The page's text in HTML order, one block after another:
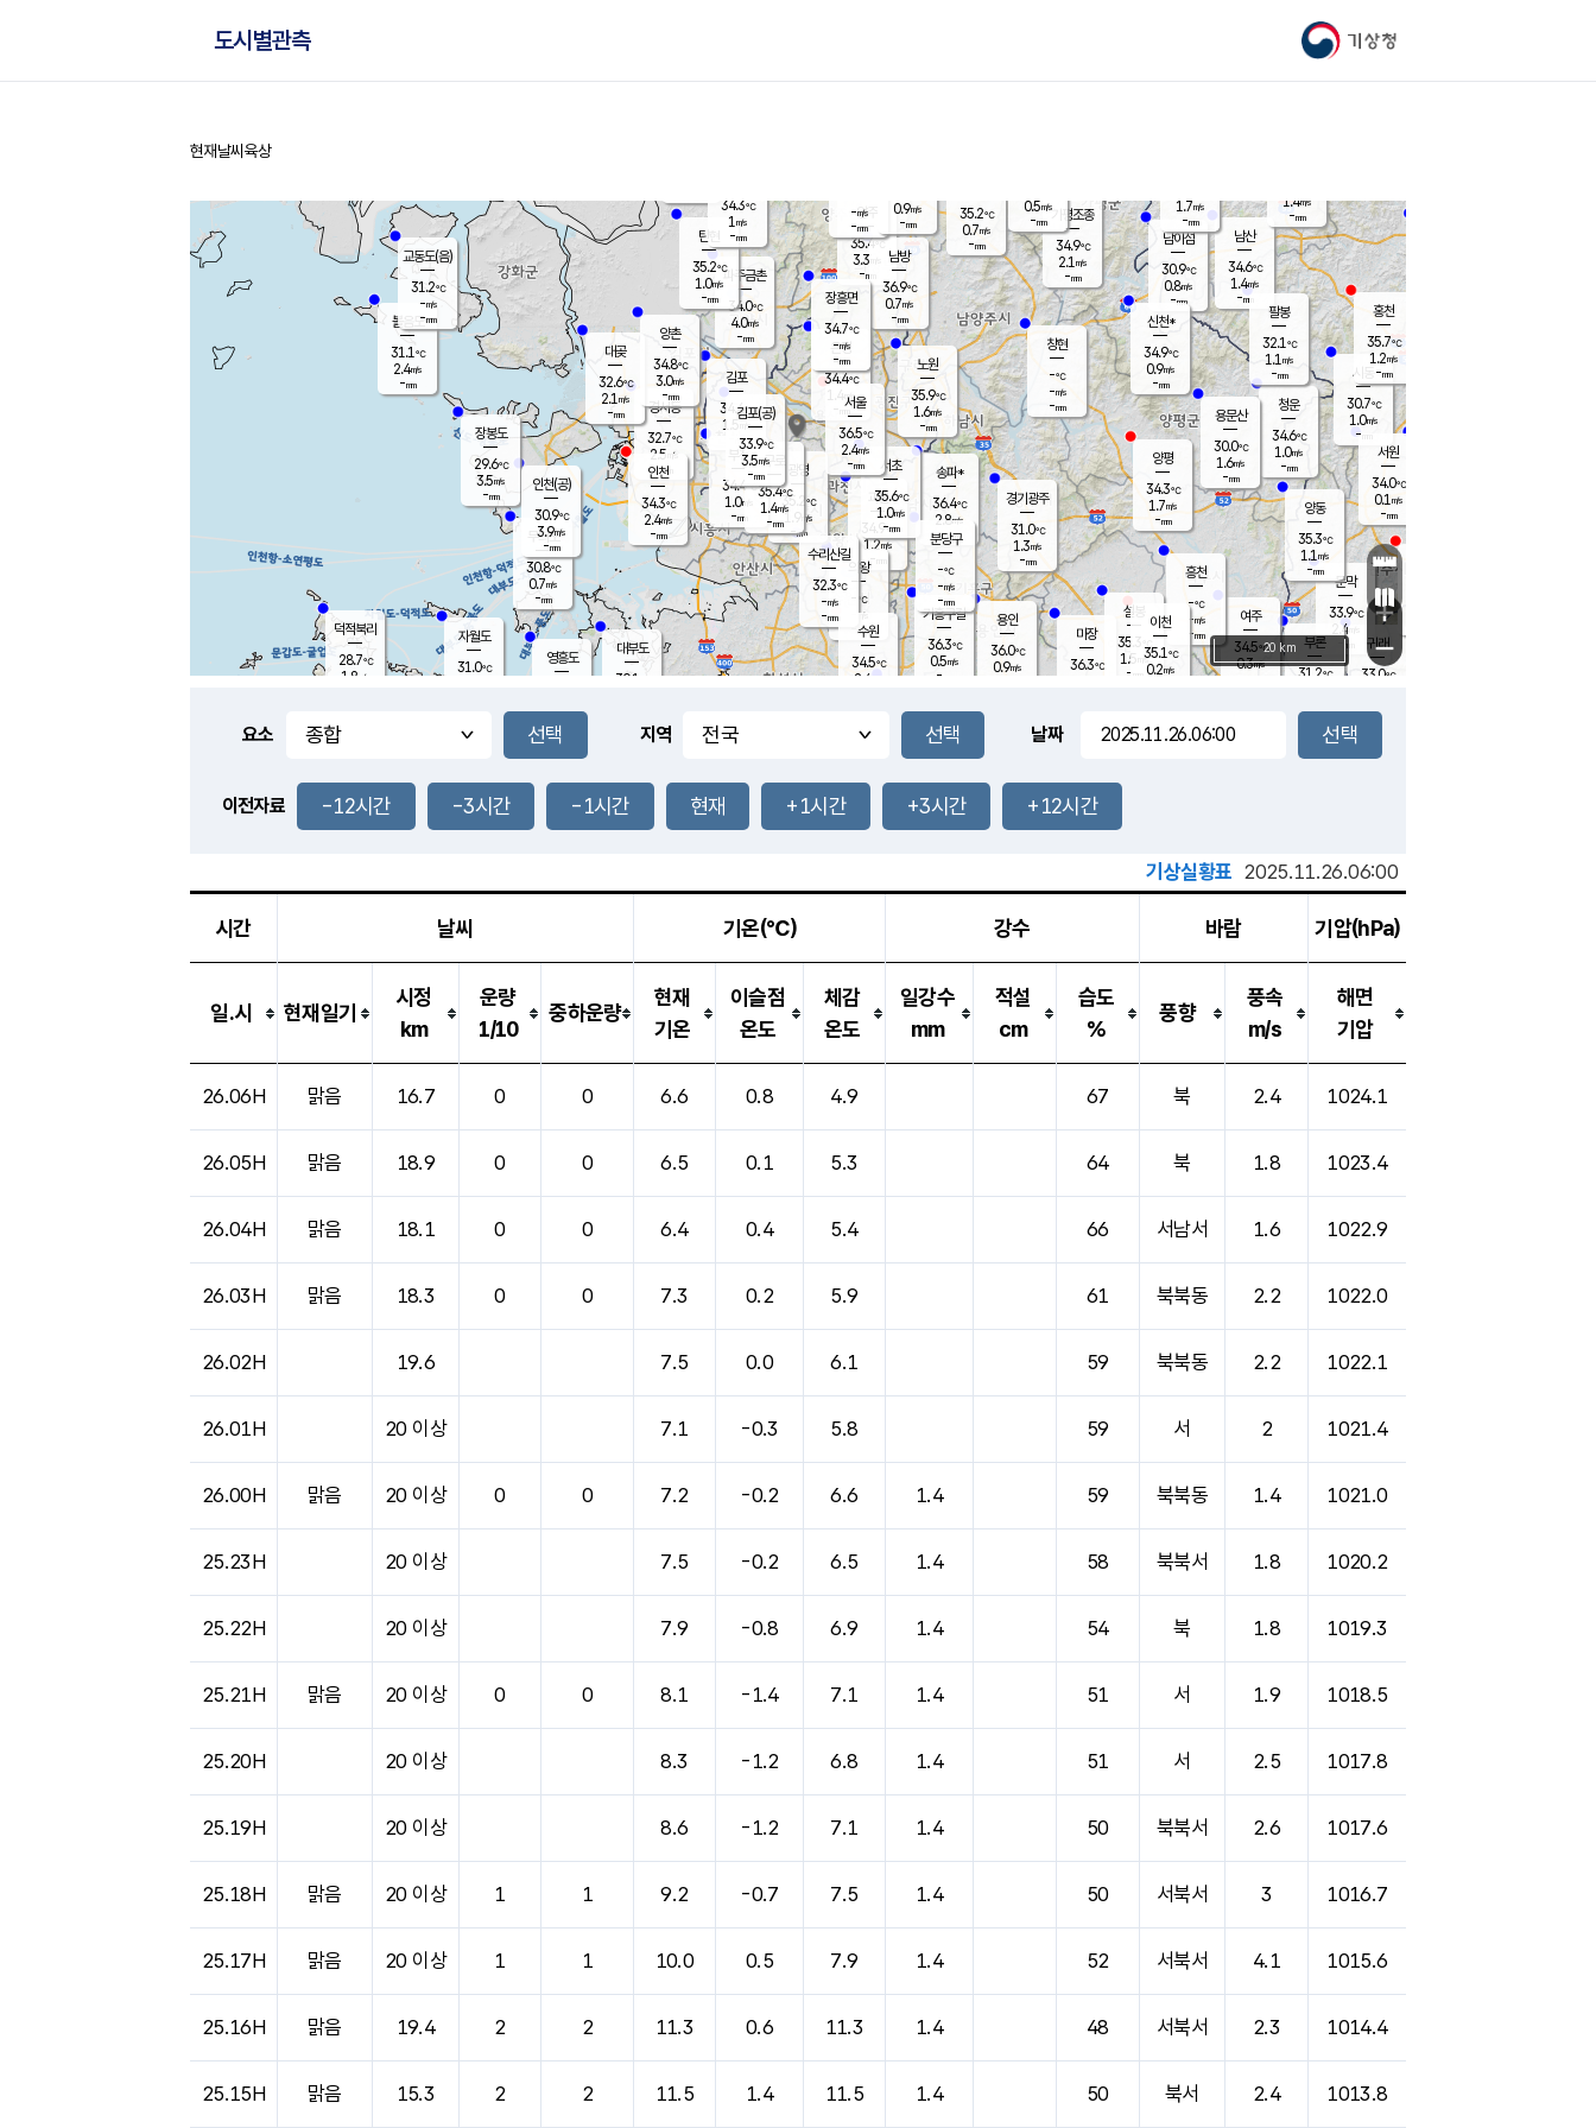
기상청
도시별관측
홈
현재날씨 육상
풍도
2.7m/s
문막
33.9℃
2.4m/s
mm
남이섬
30.9℃
0.8m/s
-mm
무의도
30.8℃
0.7m/s
-mm
영흥도
볼음도
31.1℃
2.4m/s
-mm
자월도
31.0℃
양주
35.4℃
3.3
-mm
부론
31.2℃
과천
34.9℃
1.2m/s
- mm
남산
34.6℃
1.4m/s
-mm
장봉도
29.6℃
3.5m/s
-mm
-mm
청운
34.6℃
1.0m/s
-mm
팔봉
32.1℃
1.1 m/s
-mm
-mm
용인
36.0℃
0.9m/s
여주
34.5℃
0.3m/s
양동
35.3℃
1.1m/s
-mm
경기광주
31.0℃
1.3m/s
-mm
장호원
1.7m/s
-mm
30.9
℃
대부도
30.1
-
경서동
32.7℃
2.5 m/s
-mm
파주금촌
34.0℃
4.0m/s
-mm
가평조종
34.9℃
2.1 m/s
-mm
35.2℃
0.7m/s
-mm
대곶
32.6℃
2.1 m/s
-mm
신천*
34.9℃
0.9m/s
-mm
창현
-℃
-m/s
-mm
탄현
35.2℃
1.0m/s
-mm
0.5m/s
-mm
35.8℃
0.8m/s
-mm
흥천
-℃
-m/s
-mm
마장
36.3℃
의왕
- ℃
m/s
mm
김포
34.4℃
1.5 m/s
mm
설봉
35.3
1.5 m/s
- mm
광명
35.2 ℃
1.9 m/s
-mm
부천
34.4℃
1.0m/s
-mm
-mm
양촌
34.8℃
3.0m/s
-mm
구로
35.4℃
1.4m/s
-mm
은평
34.4℃
1.4 m/s
- mm
노원
35.9℃
1.6m/s
-mm
송파*
36.4℃
2.8m/s
-mm
서초
35.6℃
1.0m/s
-mm
남방
36.9℃
0.7m/s
-mm
기흥구갈
36.3℃
0.5m/s
-
수리산길
32.3℃
-m/s
-mm
분당구
-℃
-m/s
-mm
장흥면
34.7℃
-m/s
-mm
-m/s
-mm
시동
30.7℃
1.0m/s
- mm
귀래
33.0℃
서원
34.0℃
0.1 m/s
-mm
용문산
30.0℃
1.6m/s
-mm
덕적북리
28.7℃
1.8 m/s
인천(공)
30.9℃
3.9m/s
-mm
김포(공)
33.9℃
3.5m/s
-mm
교동도(음)
31.2℃
-m/s
-mm
홍천
35.7℃
1.2m/s
-mm
이천
35.1℃
0.2m/s
양평
34.3℃
1.7m/s
-mm
수원
34.5℃
2.4 m/s
인천
34.3℃
2.4m/s
-mm
서울
36.5℃
2.4m/s
-mm
1.4m/s
-mm
34.3℃
1 m/s
-mm
0.9m/s
-mm
+
−
20 km
요소 지역 날짜
이전자료 -12시간 -3시간 -1시간 현재 +1시간 +3시간 +12시간
기상실황표 2025.11.26.06:00
시간 날씨 기온(℃) 강수 바람 기압(hPa)
일.시 현재일기
시정
km
운량
1/10
중하운량
현재
기온
이슬점
온도
체감
온도
일강수
mm
적설
cm
습도
%
풍향
풍속
m/s
해면
기압
26.06H 맑음 16.7 0 0 6.6 0.8 4.9 67 북 2.4 1024.1
26.05H 맑음 18.9 0 0 6.5 0.1 5.3 64 북 1.8 1023.4
26.04H 맑음 18.1 0 0 6.4 0.4 5.4 66 서남서 1.6 1022.9
26.03H 맑음 18.3 0 0 7.3 0.2 5.9 61 북북동 2.2 1022.0
26.02H 19.6 7.5 0.0 6.1 59 북북동 2.2 1022.1
26.01H 20 이상 7.1 -0.3 5.8 59 서 2 1021.4
26.00H 맑음 20 이상 0 0 7.2 -0.2 6.6 1.4 59 북북동 1.4 1021.0
25.23H 20 이상 7.5 -0.2 6.5 1.4 58 북북서 1.8 1020.2
25.22H 20 이상 7.9 -0.8 6.9 1.4 54 북 1.8 1019.3
25.21H 맑음 20 이상 0 0 8.1 -1.4 7.1 1.4 51 서 1.9 1018.5
25.20H 20 이상 8.3 -1.2 6.8 1.4 51 서 2.5 1017.8
25.19H 20 이상 8.6 -1.2 7.1 1.4 50 북북서 2.6 1017.6
25.18H 맑음 20 이상 1 1 9.2 -0.7 7.5 1.4 50 서북서 3 1016.7
25.17H 맑음 20 이상 1 1 10.0 0.5 7.9 1.4 52 서북서 4.1 1015.6
25.16H 맑음 19.4 2 2 11.3 0.6 11.3 1.4 48 서북서 2.3 1014.4
25.15H 맑음 15.3 2 2 11.5 1.4 11.5 1.4 50 북서 2.4 1013.8